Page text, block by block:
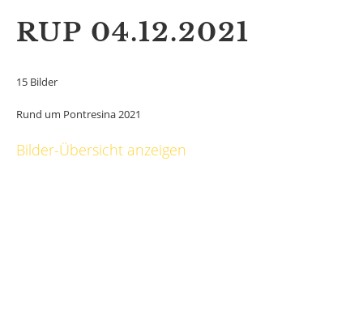
RUP 04.12.2021
15 Bilder
Rund um Pontresina 2021
Bilder-Übersicht anzeigen